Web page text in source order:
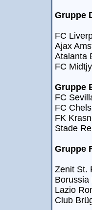
Gruppe
FC
Ajax
Atalanta
FC
Gruppe
FC
FC
FK
Stade
Gruppe
Zenit St.
Borussia
Lazio
Club